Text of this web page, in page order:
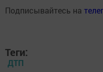
Подписывайтесь на
Теги:
ДТП